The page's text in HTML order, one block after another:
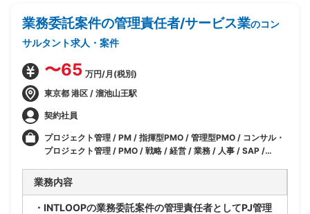
業務委託案件の管理責任者/サービス業のコン
サルタント求人・案件
〜65 万円/月(税別)
東京都 港区 / 溜池山王駅
契約社員
プロジェクト管理 / PM / 指揮型PMO / 管理型PMO / コンサル・
プロジェクト管理 / PMO / 戦略 / 経営 / 業務 / 人事 / SAP /
業務内容
・INTLOOPの業務委託案件の管理責任者としてPJ管理